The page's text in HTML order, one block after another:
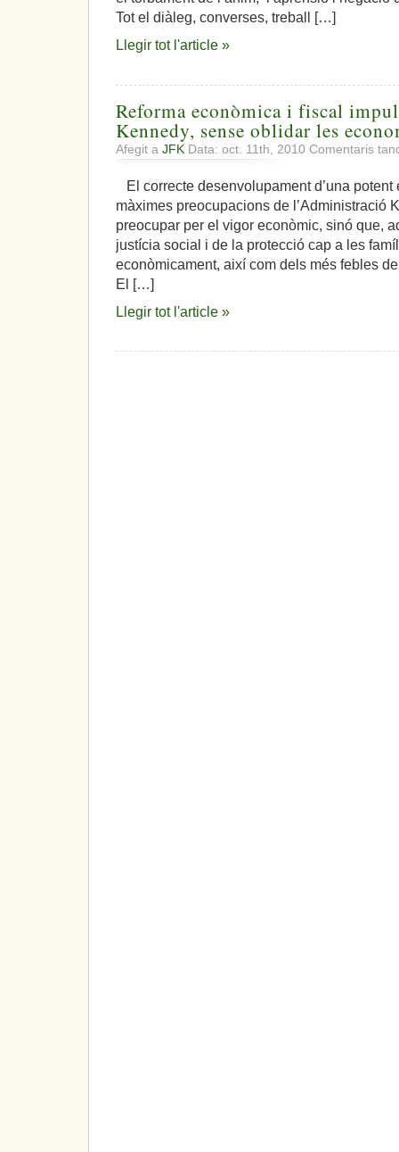
Tot el diàleg, converses, treball […]
Llegir tot l'article »
Reforma econòmica i fiscal
Kennedy, sense oblidar les
Afegit a JFK Data: oct. 11th, 2010 Comentaris
El correcte desenvolupament d’una
màximes preocupacions de l’Administració
preocupar per el vigor econòmic, sinó que,
justícia social i de la protecció cap a les
econòmicament, així com dels més febles
El […]
Llegir tot l'article »